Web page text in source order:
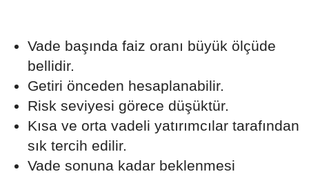
Vade başında faiz oranı büyük ölçüde
bellidir.
Getiri önceden hesaplanabilir.
Risk seviyesi görece düşüktür.
Kısa ve orta vadeli yatırımcılar tarafından
sık tercih edilir.
Vade sonuna kadar beklenmesi